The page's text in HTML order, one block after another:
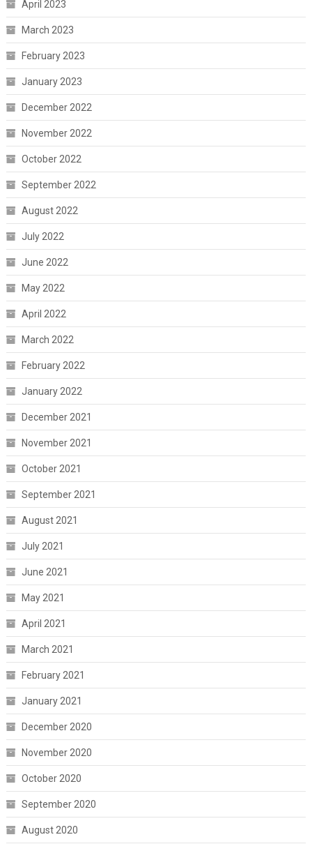
April 2023
March 2023
February 2023
January 2023
December 2022
November 2022
October 2022
September 2022
August 2022
July 2022
June 2022
May 2022
April 2022
March 2022
February 2022
January 2022
December 2021
November 2021
October 2021
September 2021
August 2021
July 2021
June 2021
May 2021
April 2021
March 2021
February 2021
January 2021
December 2020
November 2020
October 2020
September 2020
August 2020